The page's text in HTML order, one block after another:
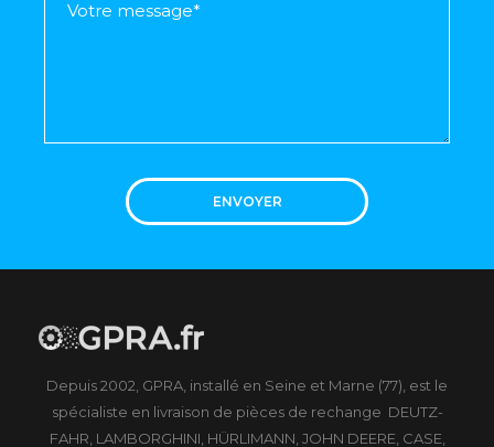
ENVOYER
Depuis 2002, GPRA, installé en Seine et Marne (77), est le
spécialiste en livraison de pièces de rechange DEUTZ-
FAHR, LAMBORGHINI, HÜRLIMANN, JOHN DEERE, CASE,